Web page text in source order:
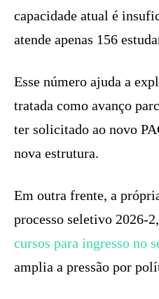
capacidade atual é
atende apenas 156
Esse número ajuda a
tratada como avanço
ter solicitado ao novo
nova estrutura.
Em outra frente, a
processo seletivo 2026-
cursos para ingresso no
amplia a pressão por